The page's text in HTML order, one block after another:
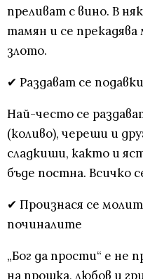
преливат с вино. В
тамян и се
злото.
✔ Раздават се подавки
Най-често се
(коливо), череши и
сладкиши, както и
бъде постна. Всичко
✔ Произнася се
починалите
„Бог да прости“ е не
на прошка, любов и